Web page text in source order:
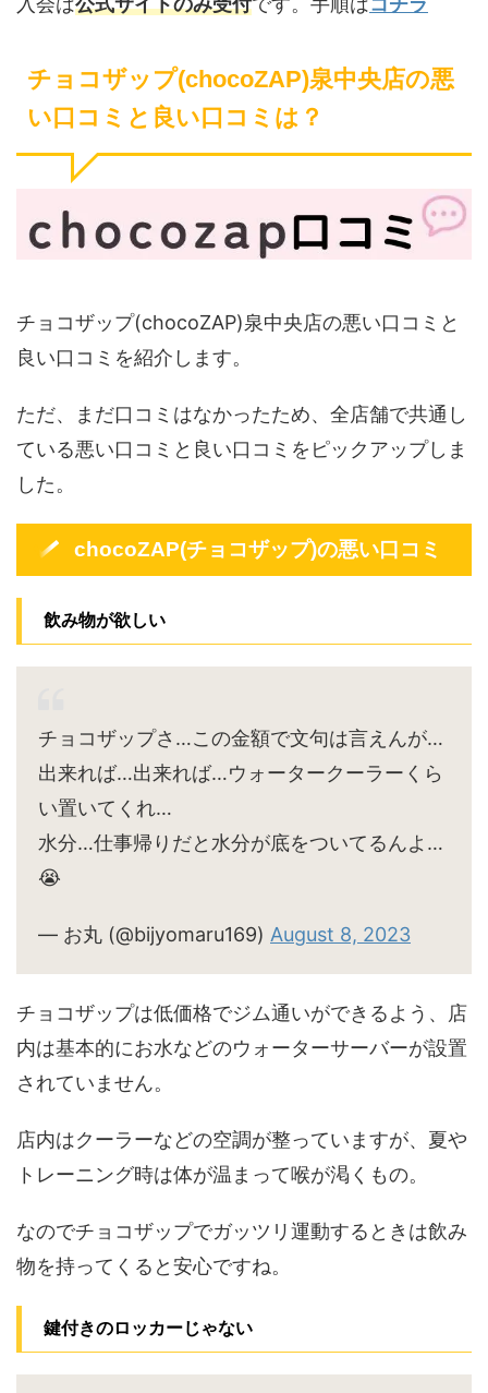
チョコザップ(chocoZAP)泉中央店の悪
い口コミと良い口コミは？
チョコザップ(chocoZAP)泉中央店の悪い口コミと
良い口コミを紹介します。
ただ、まだ口コミはなかったため、全店舗で共通し
ている悪い口コミと良い口コミをピックアップしま
した。
chocoZAP(チョコザップ)の悪い口コミ
飲み物が欲しい
チョコザップさ…この金額で文句は言えんが…
出来れば…出来れば…ウォータークーラーくら
い置いてくれ…
水分…仕事帰りだと水分が底をついてるんよ…
😭
— お丸 (@bijyomaru169) August 8, 2023
チョコザップは低価格でジム通いができるよう、店
内は基本的にお水などのウォーターサーバーが設置
されていません。
店内はクーラーなどの空調が整っていますが、夏や
トレーニング時は体が温まって喉が渇くもの。
なのでチョコザップでガッツリ運動するときは飲み
物を持ってくると安心ですね。
鍵付きのロッカーじゃない